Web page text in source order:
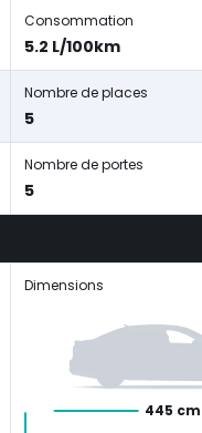
Consommation
5.2 L/100km
Nombre de places
5
Nombre de portes
5
Dimensions
445 cm